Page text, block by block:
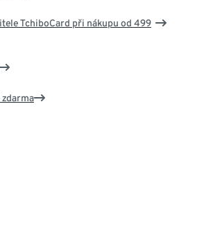
TchiboCard při nákupu od 499
zdarma